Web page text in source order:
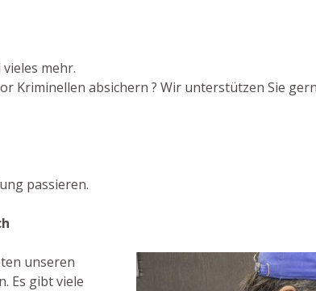
mehr.
Kriminellen absichern ? Wir unterstützen Sie
passieren.
unseren
Es gibt viele